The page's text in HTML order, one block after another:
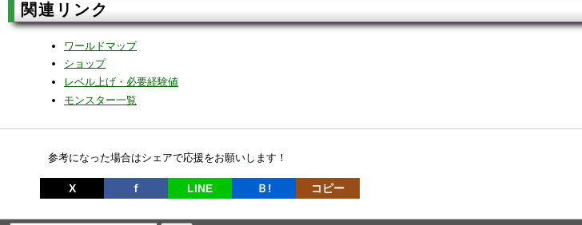
関連リンク
ワールドマップ
ショップ
レベル上げ・必要経験値
モンスター一覧
参考になった場合はシェアで応援をお願いします！
X ｆ LINE Ｂ! コピー